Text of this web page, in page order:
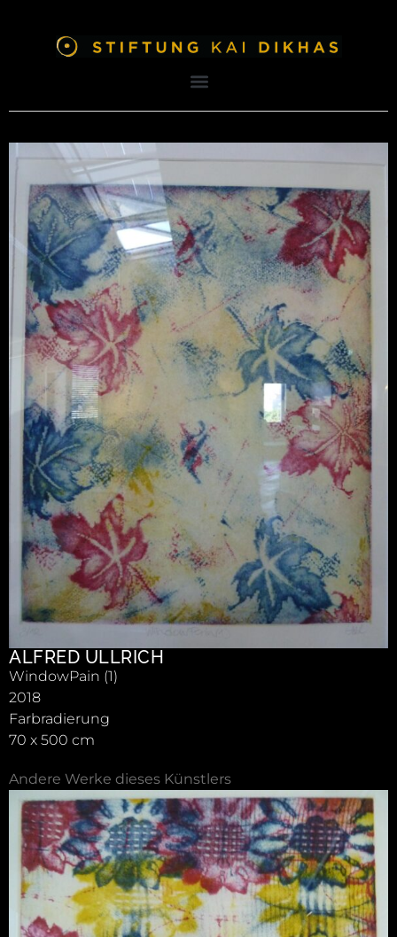
ALFRED ULLRICH
WindowPain (1)
2018
Farbradierung
70 x 500 cm
Andere Werke dieses Künstlers